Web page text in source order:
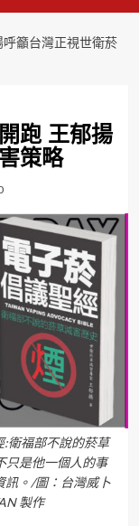
呼籲台灣正視世衛菸
跑 王郁揚
策略
:衛福部不說的菸草
只是他一個人的事
訊。/圖：台灣威卜
製作